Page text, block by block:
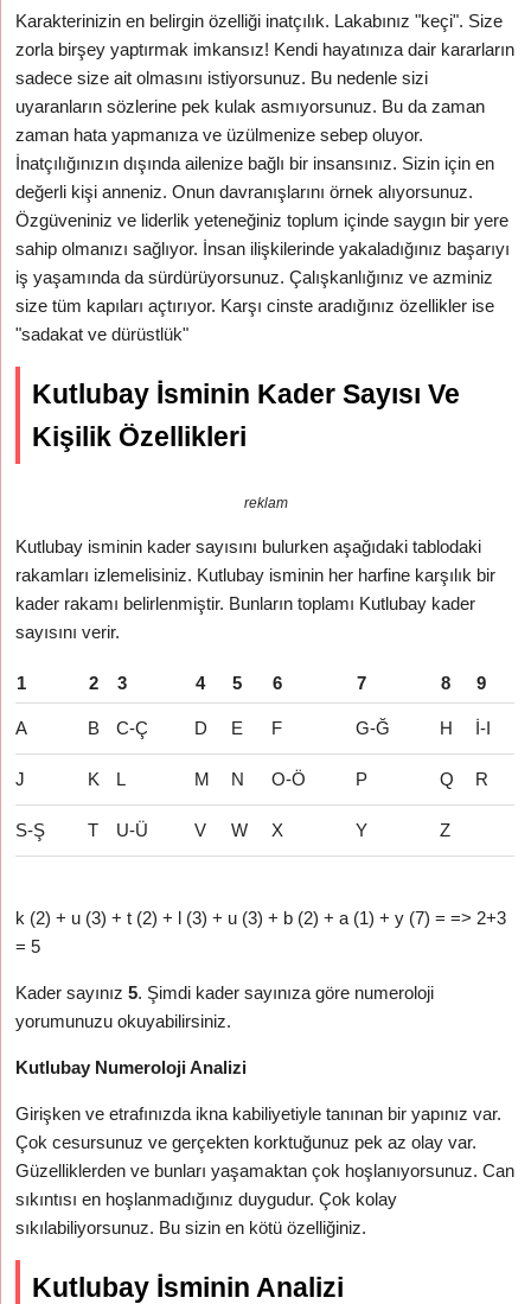
Karakterinizin en belirgin özelliği inatçılık. Lakabınız "keçi". Size
zorla birşey yaptırmak imkansız! Kendi hayatınıza dair kararların
sadece size ait olmasını istiyorsunuz. Bu nedenle sizi
uyaranların sözlerine pek kulak asmıyorsunuz. Bu da zaman
zaman hata yapmanıza ve üzülmenize sebep oluyor.
İnatçılığınızın dışında ailenize bağlı bir insansınız. Sizin için en
değerli kişi anneniz. Onun davranışlarını örnek alıyorsunuz.
Özgüveniniz ve liderlik yeteneğiniz toplum içinde saygın bir yere
sahip olmanızı sağlıyor. İnsan ilişkilerinde yakaladığınız başarıyı
iş yaşamında da sürdürüyorsunuz. Çalışkanlığınız ve azminiz
size tüm kapıları açtırıyor. Karşı cinste aradığınız özellikler ise
"sadakat ve dürüstlük"
Kutlubay İsminin Kader Sayısı Ve
Kişilik Özellikleri
reklam
Kutlubay isminin kader sayısını bulurken aşağıdaki tablodaki
rakamları izlemelisiniz. Kutlubay isminin her harfine karşılık bir
kader rakamı belirlenmiştir. Bunların toplamı Kutlubay kader
sayısını verir.
1 2 3 4 5 6 7 8 9
A B C-Ç D E F G-Ğ H İ-I
J K L M N O-Ö P Q R
S-Ş T U-Ü V W X Y Z
k (2) + u (3) + t (2) + l (3) + u (3) + b (2) + a (1) + y (7) = => 2+3
= 5
Kader sayınız5. Şimdi kader sayınıza göre numeroloji
yorumunuzu okuyabilirsiniz.
Kutlubay Numeroloji Analizi
Girişken ve etrafınızda ikna kabiliyetiyle tanınan bir yapınız var.
Çok cesursunuz ve gerçekten korktuğunuz pek az olay var.
Güzelliklerden ve bunları yaşamaktan çok hoşlanıyorsunuz. Can
sıkıntısı en hoşlanmadığınız duygudur. Çok kolay
sıkılabiliyorsunuz. Bu sizin en kötü özelliğiniz.
Kutlubay İsminin Analizi